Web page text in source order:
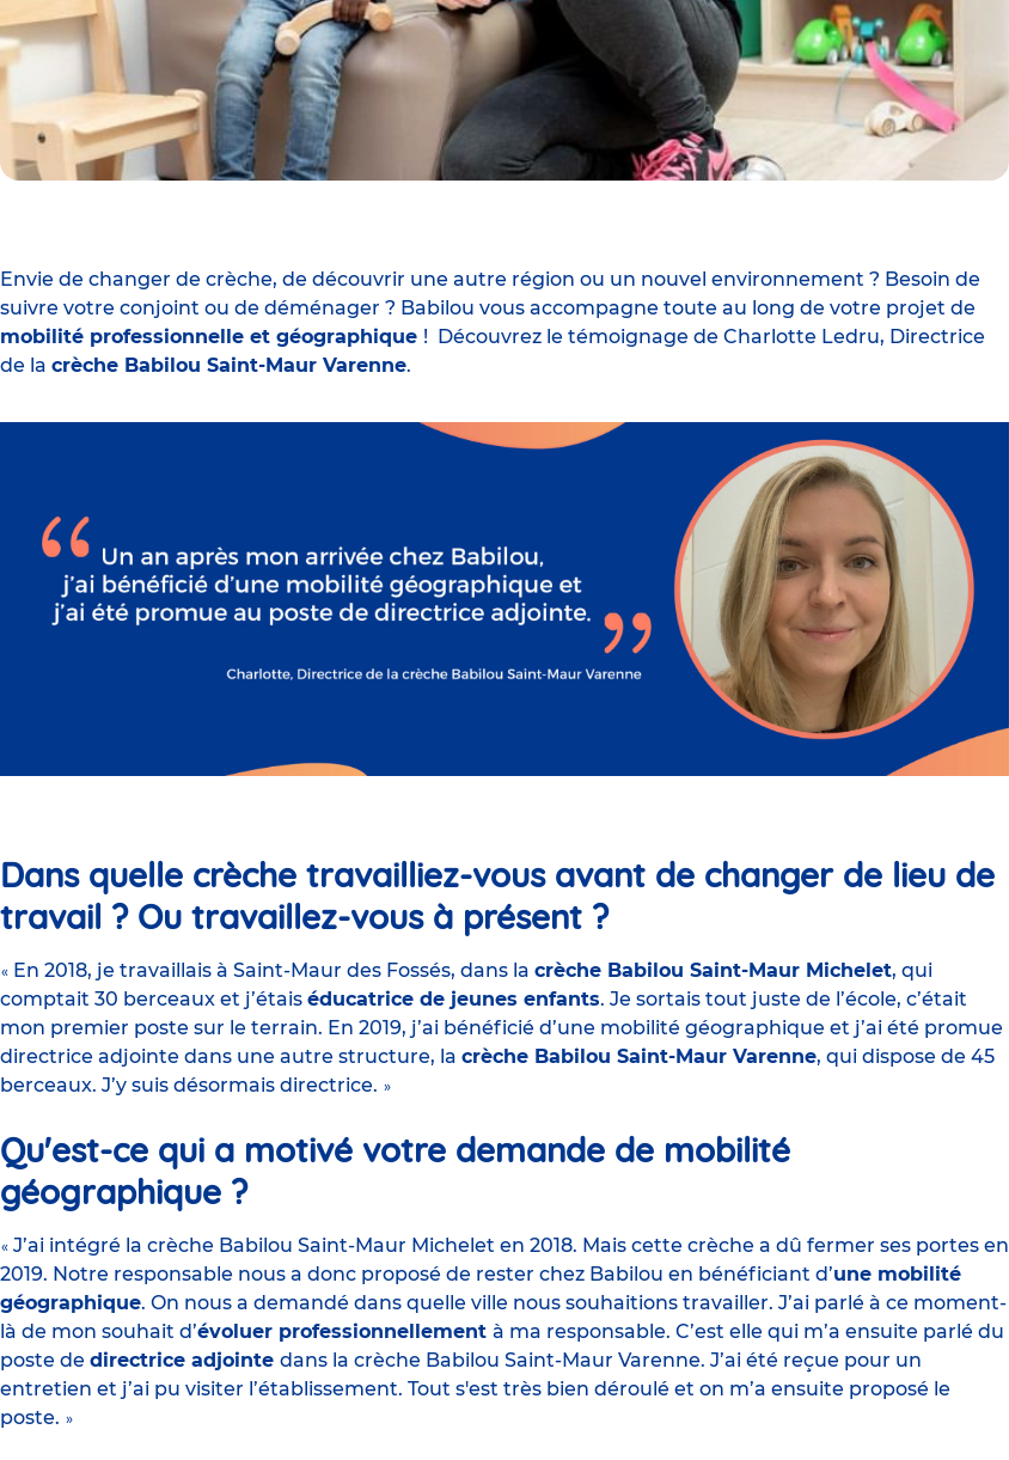
Envie de changer de crèche, de découvrir une autre région ou un nouvel environnement ? Besoin de
suivre votre conjoint ou de déménager ? Babilou vous accompagne toute au long de votre projet de
mobilité professionnelle et géographique ! Découvrez le témoignage de Charlotte Ledru, Directrice
de la crèche Babilou Saint-Maur Varenne.
Dans quelle crèche travailliez-vous avant de changer de lieu de
travail ? Ou travaillez-vous à présent ?
« En 2018, je travaillais à Saint-Maur des Fossés, dans la crèche Babilou Saint-Maur Michelet, qui
comptait 30 berceaux et j’étais éducatrice de jeunes enfants. Je sortais tout juste de l’école, c’était
mon premier poste sur le terrain. En 2019, j’ai bénéficié d’une mobilité géographique et j’ai été promue
directrice adjointe dans une autre structure, la crèche Babilou Saint-Maur Varenne, qui dispose de 45
berceaux. J’y suis désormais directrice. »
Qu'est-ce qui a motivé votre demande de mobilité
géographique ?
« J’ai intégré la crèche Babilou Saint-Maur Michelet en 2018. Mais cette crèche a dû fermer ses portes en
2019. Notre responsable nous a donc proposé de rester chez Babilou en bénéficiant d’une mobilité
géographique. On nous a demandé dans quelle ville nous souhaitions travailler. J’ai parlé à ce moment-
là de mon souhait d’évoluer professionnellement à ma responsable. C’est elle qui m’a ensuite parlé du
poste de directrice adjointe dans la crèche Babilou Saint-Maur Varenne. J’ai été reçue pour un
entretien et j’ai pu visiter l’établissement. Tout s'est très bien déroulé et on m’a ensuite proposé le
poste. »